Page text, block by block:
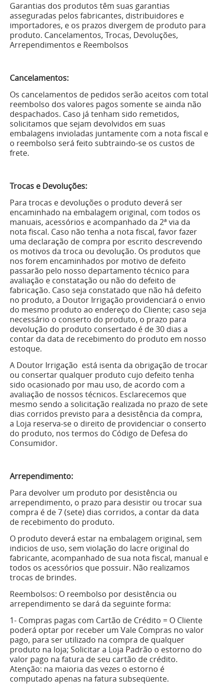
Garantias dos produtos têm suas garantias
asseguradas pelos fabricantes, distribuidores e
importadores, e os prazos divergem de produto para
produto. Cancelamentos, Trocas, Devoluções,
Arrependimentos e Reembolsos
Cancelamentos:
Os cancelamentos de pedidos serão aceitos com total
reembolso dos valores pagos somente se ainda não
despachados. Caso já tenham sido remetidos,
solicitamos que sejam devolvidos em suas
embalagens invioladas juntamente com a nota fiscal e
o reembolso será feito subtraindo-se os custos de
frete.
Trocas e Devoluções:
Para trocas e devoluções o produto deverá ser
encaminhado na embalagem original, com todos os
manuais, acessórios e acompanhado da 2ª via da
nota fiscal. Caso não tenha a nota fiscal, favor fazer
uma declaração de compra por escrito descrevendo
os motivos da troca ou devolução. Os produtos que
nos forem encaminhados por motivo de defeito
passarão pelo nosso departamento técnico para
avaliação e constatação ou não do defeito de
fabricação. Caso seja constatado que não há defeito
no produto, a Doutor Irrigação providenciará o envio
do mesmo produto ao endereço do Cliente; caso seja
necessário o conserto do produto, o prazo para
devolução do produto consertado é de 30 dias a
contar da data de recebimento do produto em nosso
estoque.
A Doutor Irrigação está isenta da obrigação de trocar
ou consertar qualquer produto cujo defeito tenha
sido ocasionado por mau uso, de acordo com a
avaliação de nossos técnicos. Esclarecemos que
mesmo sendo a solicitação realizada no prazo de sete
dias corridos previsto para a desistência da compra,
a Loja reserva-se o direito de providenciar o conserto
do produto, nos termos do Código de Defesa do
Consumidor.
Arrependimento:
Para devolver um produto por desistência ou
arrependimento, o prazo para desistir ou trocar sua
compra é de 7 (sete) dias corridos, a contar da data
de recebimento do produto.
O produto deverá estar na embalagem original, sem
indi­cios de uso, sem violação do lacre original do
fabricante, acompanhado de sua nota fiscal, manual e
todos os acessórios que possuir. Não realizamos
trocas de brindes.
Reembolsos: O reembolso por desistência ou
arrependimento se dará da seguinte forma:
1- Compras pagas com Cartão de Crédito = O Cliente
poderá optar por receber um Vale Compras no valor
pago, para ser utilizado na compra de qualquer
produto na loja; Solicitar a Loja Padrão o estorno do
valor pago na fatura de seu cartão de crédito.
Atenção: na maioria das vezes o estorno é
computado apenas na fatura subseqüente.